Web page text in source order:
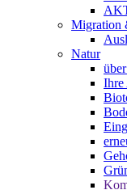
Migration
Natur
Ihre